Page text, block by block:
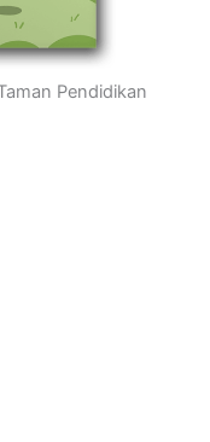
Pendidikan